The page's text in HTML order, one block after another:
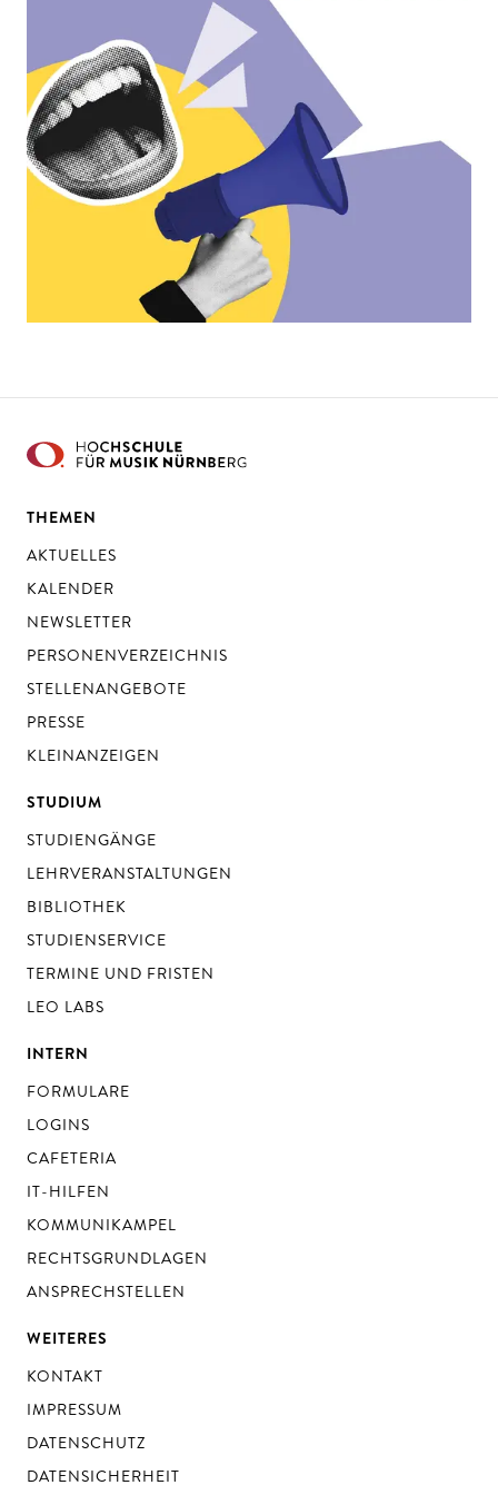
THEMEN
AKTUELLES
KALENDER
NEWSLETTER
PERSONENVERZEICHNIS
STELLENANGEBOTE
PRESSE
KLEINANZEIGEN
STUDIUM
STUDIENGÄNGE
LEHRVERANSTALTUNGEN
BIBLIOTHEK
STUDIENSERVICE
TERMINE UND FRISTEN
LEO LABS
INTERN
FORMULARE
LOGINS
CAFETERIA
IT-HILFEN
KOMMUNIKAMPEL
RECHTSGRUNDLAGEN
ANSPRECHSTELLEN
WEITERES
KONTAKT
IMPRESSUM
DATENSCHUTZ
DATENSICHERHEIT